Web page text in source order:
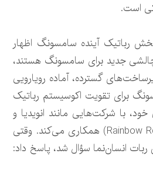
است.
رباتیک آینده سامسونگ اظهار
جدید برای سامسونگ هستند،
گسترده، آماده رویارویی
برای تقویت اکوسیستم رباتیک
با شرکت‌هایی مانند انویدیا و
رِین‌بو رباتیکس (Rainbow Robotics) همکاری می‌کند. وقتی
ربات انسان‌نما سؤال شد، پاسخ داد: